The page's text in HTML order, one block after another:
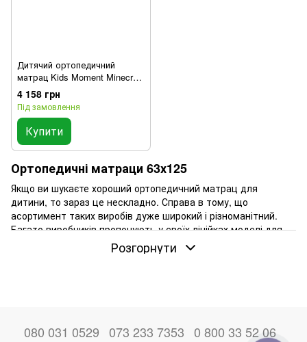
Дитячий ортопедичний
матрац Kids Moment Minecraft
/ Майнкрафт 63х125 см
4 158 грн
Під замовлення
Купити
Ортопедичні матраци 63х125
Якщо ви шукаєте хороший ортопедичний матрац для
дитини, то зараз це нескладно. Справа в тому, що
асортимент таких виробів дуже широкий і різноманітний.
Багато виробників пропонують у своїх лінійках моделі для
Кому підійде така модель
Розгорнути
080 031 0529 073 233 7353 0 800 33 52 06